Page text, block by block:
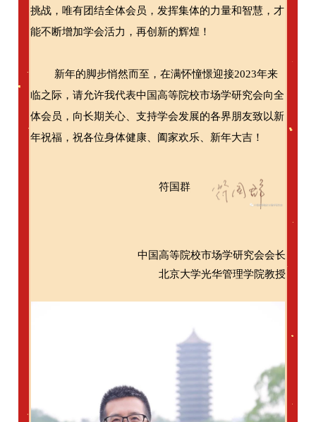
挑战，唯有团结全体会员，发挥集体的力量和智慧，才
能不断增加学会活力，再创新的辉煌！
新年的脚步悄然而至，在满怀憧憬迎接2023年来
临之际，请允许我代表中国高等院校市场学研究会向全
体会员，向长期关心、支持学会发展的各界朋友致以新
年祝福，祝各位身体健康、阖家欢乐、新年大吉！
符国群
中国高等院校市场学研究会会长
北京大学光华管理学院教授